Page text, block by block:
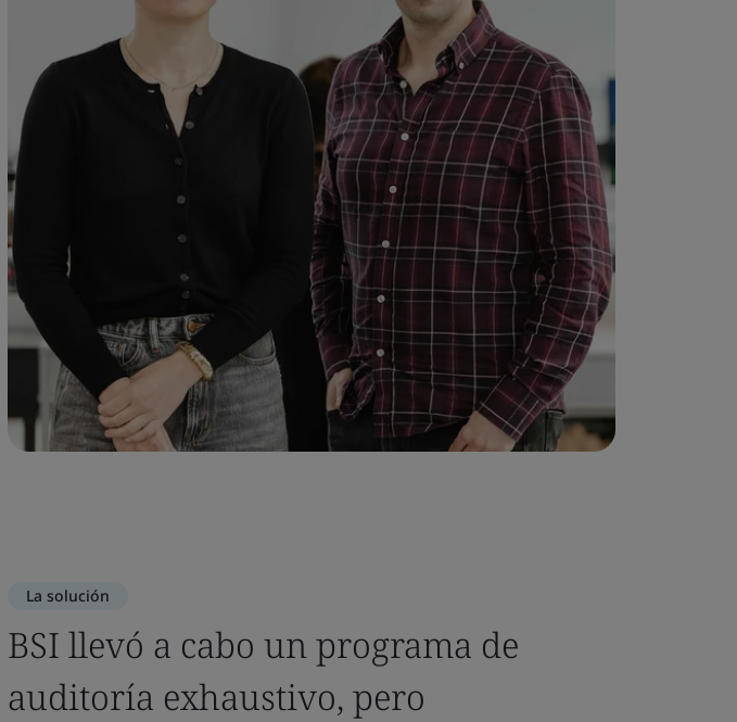
La solución
BSI llevó a cabo un programa de
auditoría exhaustivo, pero